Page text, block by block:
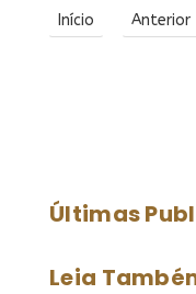
Início Anterior
Últimas
Leia